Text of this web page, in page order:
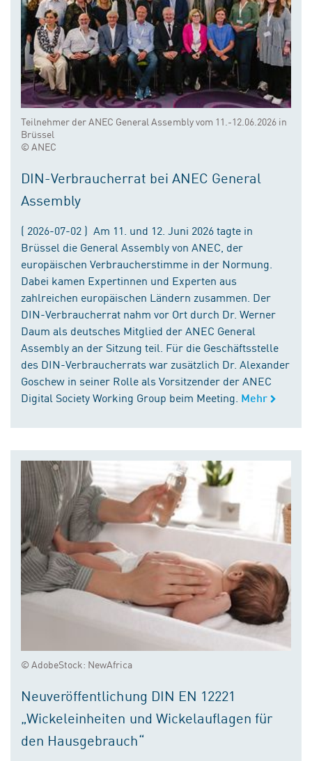
Teilnehmer der ANEC General Assembly vom 11.-12.06.2026 in
Brüssel
© ANEC
DIN-Verbraucherrat bei ANEC General
Assembly
( 2026-07-02 ) Am 11. und 12. Juni 2026 tagte in
Brüssel die General Assembly von ANEC, der
europäischen Verbraucherstimme in der Normung.
Dabei kamen Expertinnen und Experten aus
zahlreichen europäischen Ländern zusammen. Der
DIN-Verbraucherrat nahm vor Ort durch Dr. Werner
Daum als deutsches Mitglied der ANEC General
Assembly an der Sitzung teil. Für die Geschäftsstelle
des DIN-Verbraucherrats war zusätzlich Dr. Alexander
Goschew in seiner Rolle als Vorsitzender der ANEC
Digital Society Working Group beim Meeting. Mehr
© AdobeStock: NewAfrica
Neuveröffentlichung DIN EN 12221
„Wickeleinheiten und Wickelauflagen für
den Hausgebrauch“